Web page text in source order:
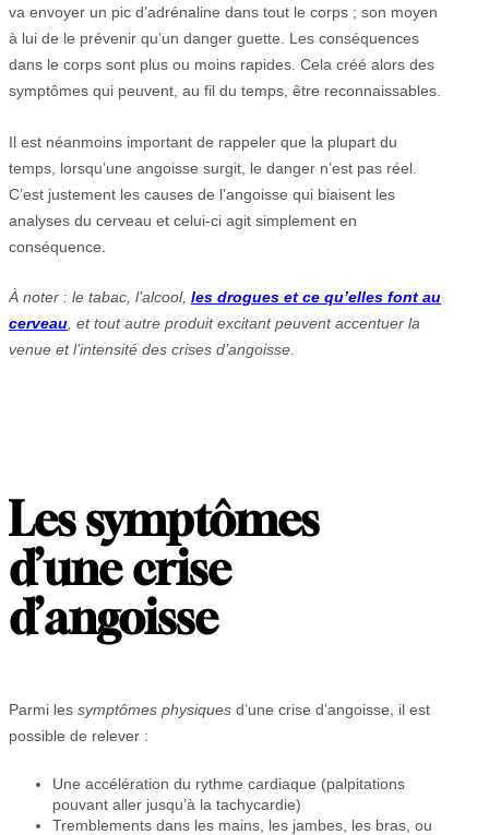
va envoyer un pic d’adrénaline dans tout le corps ; son moyen
à lui de le prévenir qu’un danger guette. Les conséquences
dans le corps sont plus ou moins rapides. Cela créé alors des
symptômes qui peuvent, au fil du temps, être reconnaissables.
Il est néanmoins important de rappeler que la plupart du
temps, lorsqu’une angoisse surgit, le danger n’est pas réel.
C’est justement les causes de l’angoisse qui biaisent les
analyses du cerveau et celui-ci agit simplement en
conséquence.
À noter : le tabac, l’alcool, les drogues et ce qu’elles font au
cerveau, et tout autre produit excitant peuvent accentuer la
venue et l’intensité des crises d’angoisse.
Les symptômes
d’une crise
d’angoisse
Parmi les symptômes physiques d’une crise d’angoisse, il est
possible de relever :
Une accélération du rythme cardiaque (palpitations
pouvant aller jusqu’à la tachycardie)
Tremblements dans les mains, les jambes, les bras, ou